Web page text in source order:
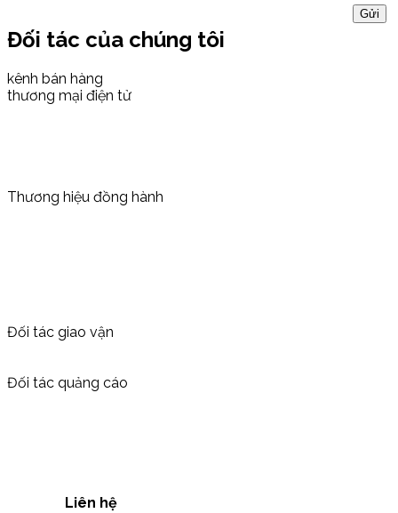
Đối tác của chúng tôi
kênh bán hàng
thương mại điện tử
Thương hiệu đồng hành
Đối tác giao vận
Đối tác quảng cáo
Liên hệ